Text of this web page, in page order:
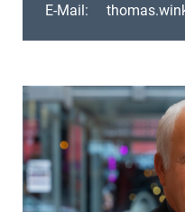
E-Mail: